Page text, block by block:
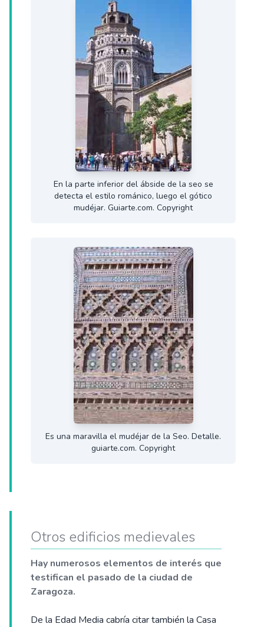
En la parte inferior del ábside de la seo se
detecta el estilo románico, luego el gótico
mudéjar. Guiarte.com. Copyright
Es una maravilla el mudéjar de la Seo. Detalle.
guiarte.com. Copyright
Otros edificios medievales
Hay numerosos elementos de interés que
testifican el pasado de la ciudad de
Zaragoza.
De la Edad Media cabría citar también la Casa